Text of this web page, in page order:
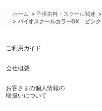
ホーム >子供衣料・スクール関連 >
> バイオスクールカラーDX ピンク
ご利用ガイド
会社概要
お客さまの個人情報の
取扱いについて